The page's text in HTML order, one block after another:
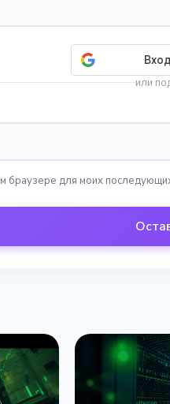
или
браузере для моих